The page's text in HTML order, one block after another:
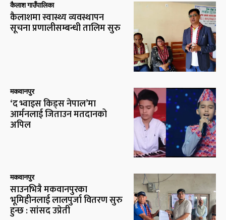
कैलाश गाउँपालिका
कैलाशमा स्वास्थ्य व्यवस्थापन
सूचना प्रणालीसम्बन्धी तालिम सुरु
मकवानपुर
‘द भ्वाइस किड्स नेपाल’मा
आर्मनलाई जिताउन मतदानको
अपिल
मकवानपुर
साउनभित्रै मकवानपुरका
भूमिहीनलाई लालपुर्जा वितरण सुरु
हुन्छ : सांसद उप्रेती